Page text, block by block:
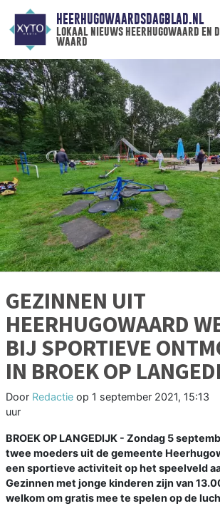
HEERHUGOWAARDSDAGBLAD.NL
lokaal nieuws heerhugowaard en
waard
GEZINNEN UIT
HEERHUGOWAARD
BIJ SPORTIEVE
IN BROEK OP
Door Redactie op 1 september 2021, 15:13
uur
BROEK OP LANGEDIJK - Zondag 5
twee moeders uit de gemeente
een sportieve activiteit op het speelveld
Gezinnen met jonge kinderen zijn van
welkom om gratis mee te spelen op de